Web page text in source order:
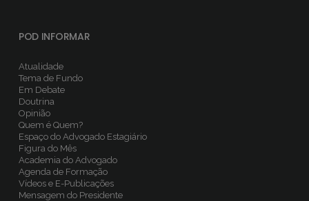
POD INFORMAR
Atualidade
Tema de Fundo
Em Debate
Doutrina
Opinião
Quem é Quem?
Espaço do Advogado Estagiário
Figura do Mês
Academia do Advogado
Agenda de Formação
Vídeos e E-Publicações
Mensagem do Presidente